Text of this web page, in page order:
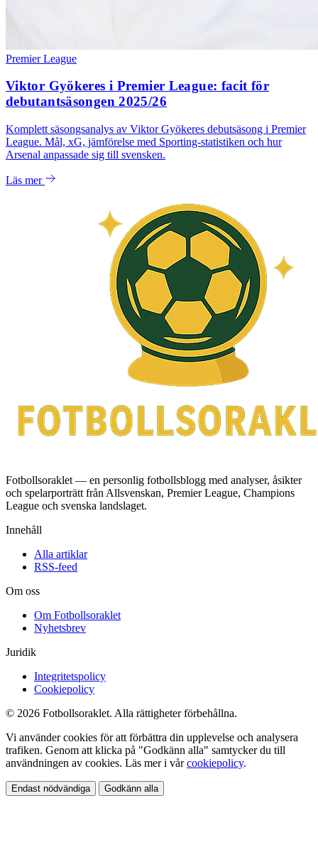
Premier League
Viktor Gyökeres i Premier League: facit för
debutantsäsongen 2025/26
Komplett säsongsanalys av Viktor Gyökeres debutsäsong i Premier
League. Mål, xG, jämförelse med Sporting-statistiken och hur
Arsenal anpassade sig till svensken.
Läs mer
Fotbollsoraklet — en personlig fotbollsblogg med analyser, åsikter
och spelarporträtt från Allsvenskan, Premier League, Champions
League och svenska landslaget.
Innehåll
Alla artiklar
RSS-feed
Om oss
Om Fotbollsoraklet
Nyhetsbrev
Juridik
Integritetspolicy
Cookiepolicy
© 2026 Fotbollsoraklet. Alla rättigheter förbehållna.
Vi använder cookies för att förbättra din upplevelse och analysera
trafiken. Genom att klicka på "Godkänn alla" samtycker du till
användningen av cookies. Läs mer i vårcookiepolicy.
Endast nödvändiga Godkänn alla